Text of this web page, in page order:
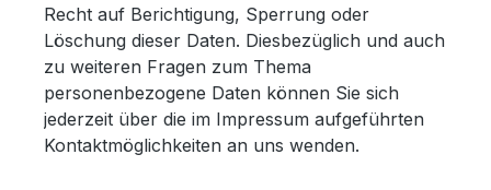
Recht auf Berichtigung, Sperrung oder
Löschung dieser Daten. Diesbezüglich und auch
zu weiteren Fragen zum Thema
personenbezogene Daten können Sie sich
jederzeit über die im Impressum aufgeführten
Kontaktmöglichkeiten an uns wenden.